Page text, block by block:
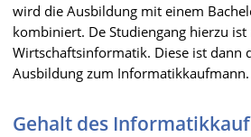
wird die Ausbildung mit einem
kombiniert. De Studiengang hierzu
Wirtschaftsinformatik. Diese ist dann
Ausbildung zum Informatikkaufmann.
Gehalt des